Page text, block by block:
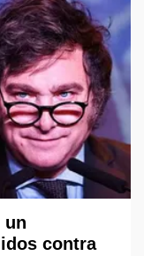
un
contra